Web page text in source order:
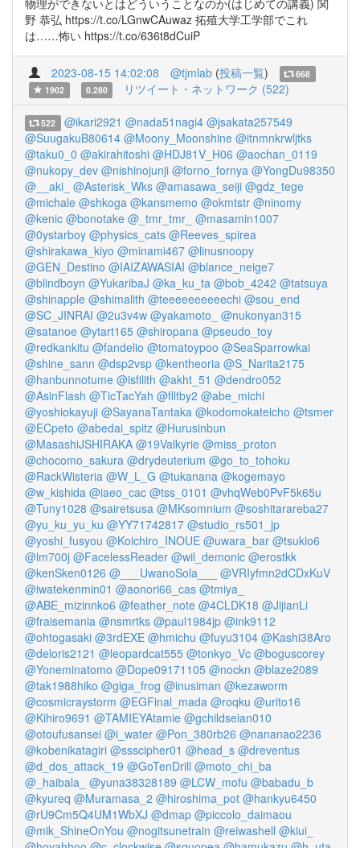
物理ができないとはどういうことなのか(はじめての講義) 関
野 恭弘 https://t.co/LGnwCAuwaz 拓殖大学工学部でこれ
は……怖い https://t.co/636t8dCuiP
2023-08-15 14:02:08 @tjmlab (投稿一覧)
668
1902
0.280 リツイート・ネットワーク (522)
522 @ikari2921 @nada51nagi4 @jsakata257549
@SuugakuB80614 @Moony_Moonshine @itnmnkrwljtks
@taku0_0 @akirahitoshi @HDJ81V_H06 @aochan_0119
@nukopy_dev @nishinojunji @forno_fornya @YongDu98350
@__aki_ @Asterisk_Wks @amasawa_seiji @gdz_tege
@michale @shkoga @kansmemo @okmtstr @ninomy
@kenic @bonotake @_tmr_tmr_ @masamin1007
@0ystarboy @physics_cats @Reeves_spirea
@shirakawa_kiyo @minami467 @linusnoopy
@GEN_Destino @IAIZAWASIAI @blance_neige7
@blindboyn @YukaribaJ @ka_ku_ta @bob_4242 @tatsuya
@shinapple @shimalith @teeeeeeeeeechi @sou_end
@SC_JINRAI @2u3v4w @yakamoto_
@nukonyan315
@satanoe @ytart165 @shiropana @pseudo_toy
@redkankitu @fandelio @tomatoypoo @SeaSparrowkai
@shine_sann @dsp2vsp @kentheoria @S_Narita2175
@hanbunnotume @isfilith @akht_51 @dendro052
@AsinFlash @TicTacYah @flltby2 @abe_michi
@yoshiokayuji @SayanaTantaka @kodomokateicho @tsmer
@ECpeto @abedai_spitz @Hurusinbun
@MasashiJSHIRAKA @19Valkyrie @miss_proton
@chocomo_sakura @drydeuterium @go_to_tohoku
@RackWisteria @W_L_G @tukanana @kogemayo
@w_kishida @iaeo_cac @tss_0101 @vhqWeb0PvF5k65u
@Tuny1028 @sairetsusa @MKsomnium @soshitarareba27
@yu_ku_yu_ku @YY71742817 @studio_rs501_jp
@yoshi_fusyou @Koichiro_INOUE @uwara_bar @tsukio6
@lm700j @FacelessReader @wil_demonic @erostkk
@kenSken0126 @___UwanoSola___
@VRIyfmn2dCDxKuV
@iwatekenmin01 @aonori66_cas @tmiya_
@ABE_mizinnko6 @feather_note @4CLDK18 @JijianLi
@fraisemania @nsmrtks @paul1984jp @ink9112
@ohtogasaki @3rdEXE @hmichu @fuyu3104 @Kashi38Aro
@deloris2121 @leopardcat555 @tonkyo_Vc @boguscorey
@Yoneminatomo @Dope09171105 @nockn @blaze2089
@tak1988hiko @giga_frog @inusiman @kezaworm
@cosmicraystorm @EGFinal_mada @roqku @urito16
@Kihiro9691 @TAMIEYAtamie @gchildseian010
@otoufusansei @i_water @Pon_380rb26 @nananao2236
@kobenikatagiri @ssscipher01 @head_s @dreventus
@d_dos_attack_19 @GoTenDrill @moto_chi_ba
@_haibala_ @yuna38328189 @LCW_mofu @babadu_b
@kyureq @Muramasa_2 @hiroshima_pot @hankyu6450
@rU9Cm5Q4UM1WbXJ @dmap @piccolo_daimaou
@mik_ShineOnYou @nogitsunetrain @reiwashell @kiui_